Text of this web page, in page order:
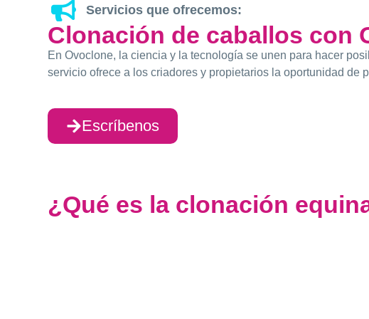
Servicios que ofrecemos:
Clonación de caballos con
En Ovoclone, la ciencia y la tecnología se unen para hacer
servicio ofrece a los criadores y propietarios la oportunidad de
Escríbenos
¿Qué es la clonación